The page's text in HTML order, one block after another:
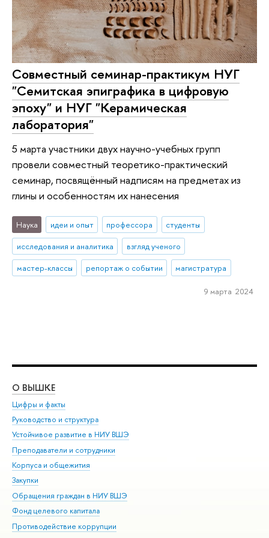
Совместный семинар-практикум НУГ
"Семитская эпиграфика в цифровую
эпоху" и НУГ "Керамическая
лаборатория"
5 марта участники двух научно-учебных групп
провели совместный теоретико-практический
семинар, посвящённый надписям на предметах из
глины и особенностям их нанесения
Наука идеи и опыт профессора
студенты
исследования и аналитика
взгляд ученого
мастер-классы
репортаж о событии магистратура
9 марта 2024
О ВЫШКЕ
Цифры и факты
Руководство и структура
Устойчивое развитие в НИУ ВШЭ
Преподаватели и сотрудники
Корпуса и общежития
Закупки
Обращения граждан в НИУ ВШЭ
Фонд целевого капитала
Противодействие коррупции